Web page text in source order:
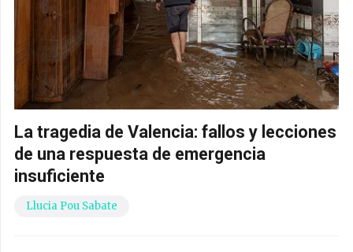
La tragedia de Valencia: fallos y lecciones
de una respuesta de emergencia
insuficiente
Llucia Pou Sabate